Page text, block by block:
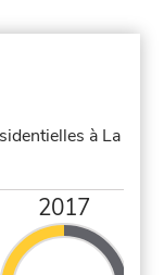
à La
2017